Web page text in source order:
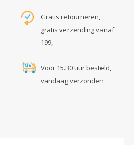
Gratis retourneren,
gratis verzending vanaf
199,-
Voor 15.30 uur besteld,
vandaag verzonden